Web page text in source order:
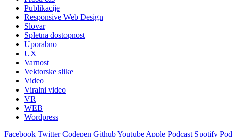
Publikacije
Responsive Web Design
Slovar
Spletna dostopnost
Uporabno
UX
Varnost
Vektorske slike
Video
Viralni video
VR
WEB
Wordpress
Facebook Twitter Codepen GithubYoutube Apple Podcast Spotify